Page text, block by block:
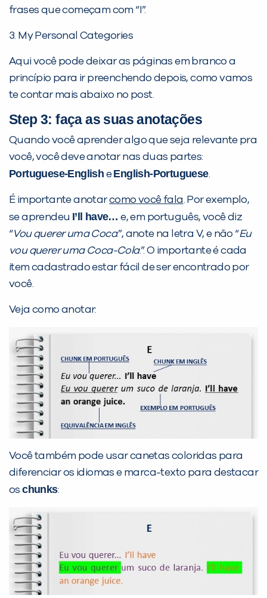
frases que começam com “I”.
3. My Personal Categories
Aqui você pode deixar as páginas em branco a
princípio para ir preenchendo depois, como vamos
te contar mais abaixo no post.
Step 3: faça as suas anotações
Quando você aprender algo que seja relevante pra
você, você deve anotar nas duas partes:
Portuguese-English eEnglish-Portuguese.
É importante anotarcomo você fala. Por exemplo,
se aprendeu I’ll have… e, em português, você diz
“Vou querer uma Coca.”, anote na letra V, e não “Eu
vou querer uma Coca-Cola.”. O importante é cada
item cadastrado estar fácil de ser encontrado por
você.
Veja como anotar:
Você também pode usar canetas coloridas para
diferenciar os idiomas e marca-texto para destacar
oschunks: